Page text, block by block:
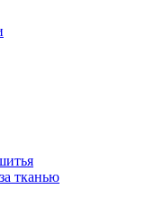
тканью